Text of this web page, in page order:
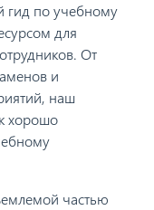
гид по учебному
для
От
и
наш
хорошо
частью